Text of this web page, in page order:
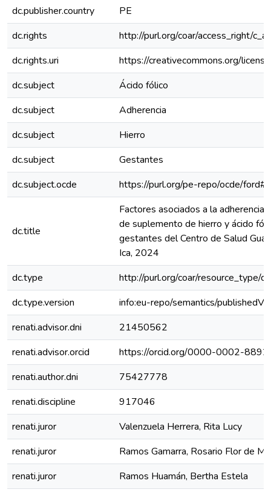
dc.publisher.country
PE
dc.rights
http://purl.org/coar/access_right/
dc.rights.uri
https://creativecommons.org/
dc.subject
Ácido fólico
dc.subject
Adherencia
dc.subject
Hierro
dc.subject
Gestantes
dc.subject.ocde
https://purl.org/pe-repo/ocde/
dc.title
Factores asociados a la adherencia
de suplemento de hierro y ácido
gestantes del Centro de Salud
Ica, 2024
dc.type
http://purl.org/coar/resource_type/
dc.type.version
info:eu-repo/semantics/
renati.advisor.dni
21450562
renati.advisor.orcid
https://orcid.org/0000-0002-
renati.author.dni
75427778
renati.discipline
917046
renati.juror
Valenzuela Herrera, Rita Lucy
renati.juror
Ramos Gamarra, Rosario Flor de
renati.juror
Ramos Huamán, Bertha Estela